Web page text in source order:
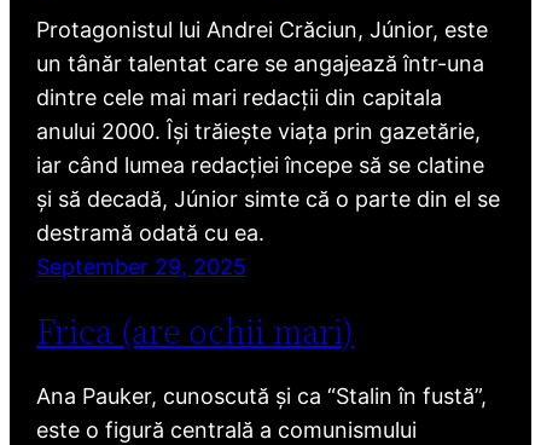
Protagonistul lui Andrei Crăciun, Júnior, este
un tânăr talentat care se angajează într-una
dintre cele mai mari redacții din capitala
anului 2000. Își trăiește viața prin gazetărie,
iar când lumea redacției începe să se clatine
și să decadă, Júnior simte că o parte din el se
destramă odată cu ea.
September 29, 2025
Frica (are ochii mari)
Ana Pauker, cunoscută și ca “Stalin în fustă”,
este o figură centrală a comunismului